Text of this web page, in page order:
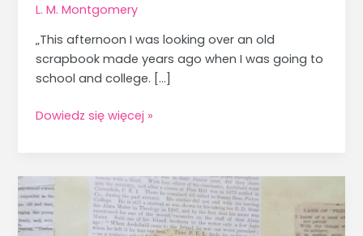
L. M. Montgomery
„This afternoon I was looking over an old
scrapbook made years ago when I was going to
school and college. […]
Dowiedz się więcej »
Pamiętniki